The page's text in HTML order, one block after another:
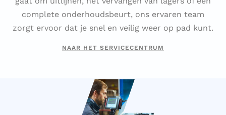
complete onderhoudsbeurt, ons ervaren team
zorgt ervoor dat je snel en veilig weer op pad kunt.
NAAR HET SERVICECENTRUM